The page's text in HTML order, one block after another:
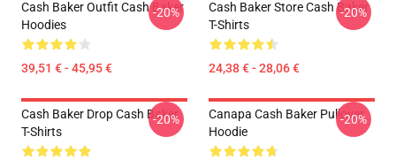
Cash Baker Outfit Cash Baker
Hoodies
39,51 € - 45,95 €
-20%
Cash Baker Store Cash Baker
T-Shirts
24,38 € - 28,06 €
-20%
Cash Baker Drop Cash Baker
T-Shirts
-20%
Canapa Cash Baker Pullover
Hoodie
-20%